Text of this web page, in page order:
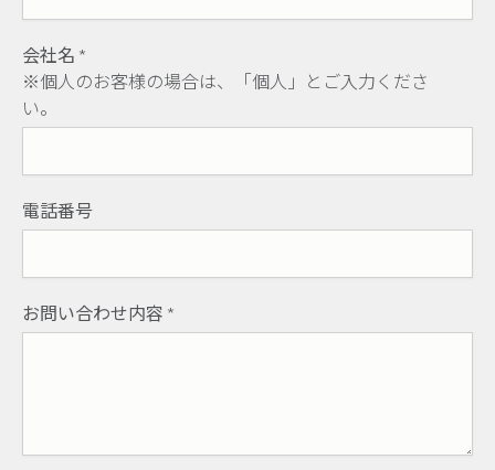
会社名 *
※個人のお客様の場合は、「個人」とご入力くださ
い。
電話番号
お問い合わせ内容 *